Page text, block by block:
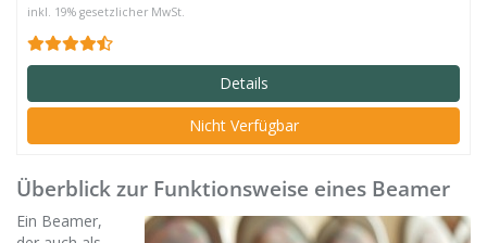
inkl. 19% gesetzlicher MwSt.
Details
Nicht Verfügbar
Überblick zur Funktionsweise eines Beamer
Ein Beamer,